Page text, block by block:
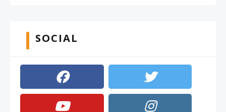
SOCIAL